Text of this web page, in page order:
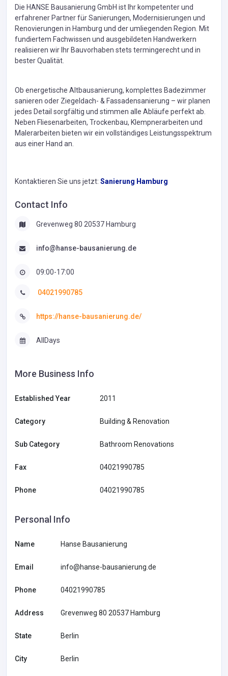
Die HANSE Bausanierung GmbH ist Ihr kompetenter und
erfahrener Partner für Sanierungen, Modernisierungen und
Renovierungen in Hamburg und der umliegenden Region. Mit
fundiertem Fachwissen und ausgebildeten Handwerkern
realisieren wir Ihr Bauvorhaben stets termingerecht und in
bester Qualität.
Ob energetische Altbausanierung, komplettes Badezimmer
sanieren oder Ziegeldach- & Fassadensanierung – wir planen
jedes Detail sorgfältig und stimmen alle Abläufe perfekt ab.
Neben Fliesenarbeiten, Trockenbau, Klempnerarbeiten und
Malerarbeiten bieten wir ein vollständiges Leistungsspektrum
aus einer Hand an.
Kontaktieren Sie uns jetzt: Sanierung Hamburg
Contact Info
Grevenweg 80 20537 Hamburg
info@hanse-bausanierung.de
09:00-17:00
04021990785
https://hanse-bausanierung.de/
AllDays
More Business Info
Established Year 2011
Category Building & Renovation
Sub Category Bathroom Renovations
Fax 04021990785
Phone 04021990785
Personal Info
Name Hanse Bausanierung
Email info@hanse-bausanierung.de
Phone 04021990785
Address Grevenweg 80 20537 Hamburg
State Berlin
City Berlin